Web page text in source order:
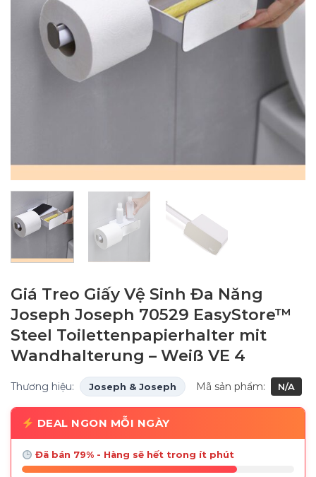
Giá Treo Giấy Vệ Sinh Đa Năng
Joseph Joseph 70529 EasyStore™
Steel Toilettenpapierhalter mit
Wandhalterung – Weiß VE 4
Thương hiệu: Joseph & Joseph Mã sản phẩm: N/A
DEAL NGON MỖI NGÀY
Đã bán 79% - Hàng sẽ hết trong ít phút